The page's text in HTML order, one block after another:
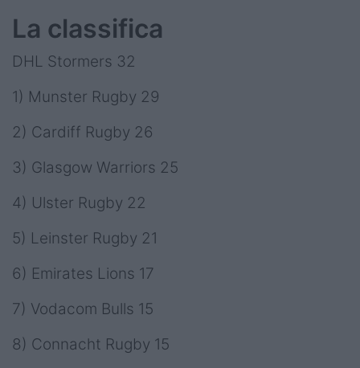
La classifica
DHL Stormers 32
1) Munster Rugby 29
2) Cardiff Rugby 26
3) Glasgow Warriors 25
4) Ulster Rugby 22
5) Leinster Rugby 21
6) Emirates Lions 17
7) Vodacom Bulls 15
8) Connacht Rugby 15